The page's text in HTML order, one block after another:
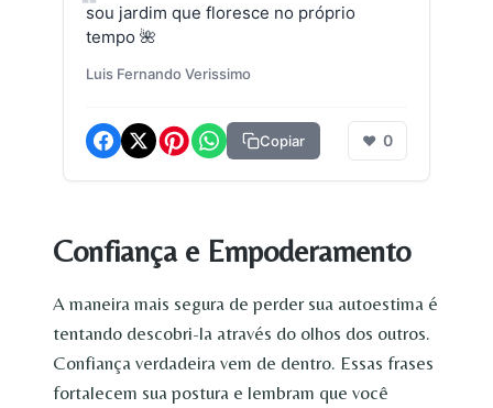
sou jardim que floresce no próprio
tempo 🌺
Luis Fernando Verissimo
Copiar ❤ 0
Confiança e Empoderamento
A maneira mais segura de perder sua autoestima é
tentando descobri-la através do olhos dos outros.
Confiança verdadeira vem de dentro. Essas frases
fortalecem sua postura e lembram que você